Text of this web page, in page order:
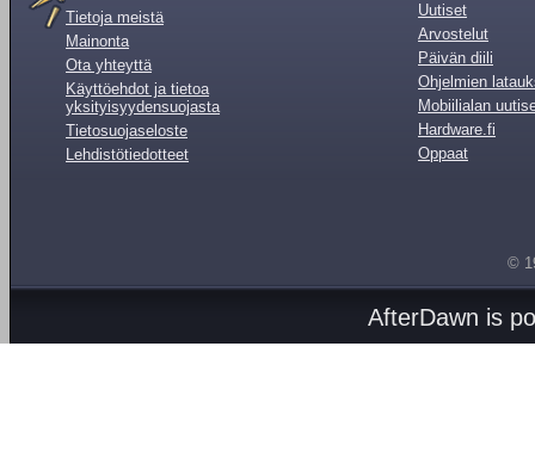
Tietoja meistä
Mainonta
Ota yhteyttä
Käyttöehdot ja tietoa
yksityisyydensuojasta
Tietosuojaseloste
Lehdistötiedotteet
Uutiset
Arvostelut
Päivän diili
Ohjelmien
Mobiilialan
Hardware.fi
Oppaat
©
AfterDawn is